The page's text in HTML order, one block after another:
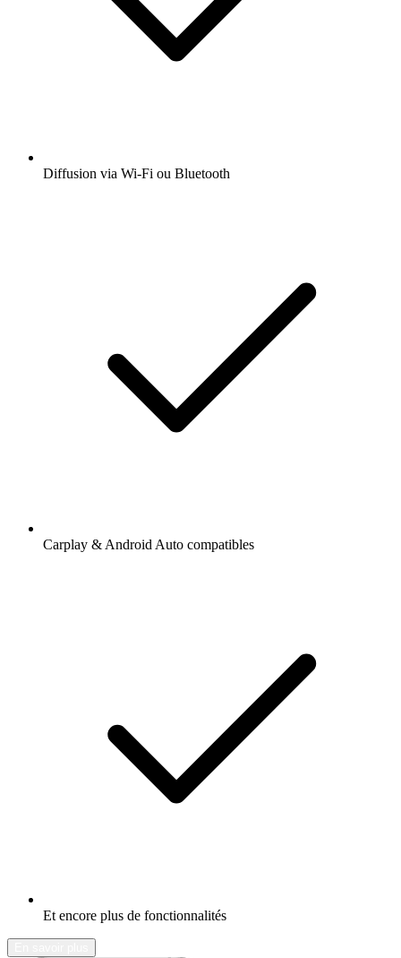
Diffusion via Wi-Fi ou Bluetooth
Carplay & Android Auto compatibles
Et encore plus de fonctionnalités